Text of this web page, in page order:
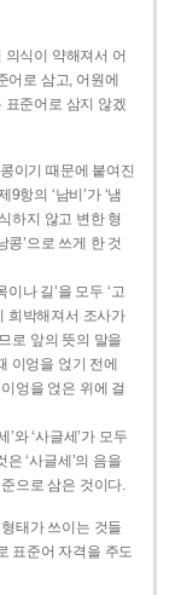
식이 약해져서 어
어로 삼고, 어원에
표준어로 삼지 않겠
이기 때문에 붙여진
9항의 ‘남비’가 ‘냄
하지 않고 변한 형
’으로 쓰게 한 것
나 길’을 모두 ‘고
희박해져서 조사가
로 앞의 뜻의 말을
이엉을 얹기 전에
엉을 얹은 위에 걸
와 ‘사글세’가 모두
은 ‘사글세’의 음을
으로 삼은 것이다.
태가 쓰이는 것들
표준어 자격을 주도